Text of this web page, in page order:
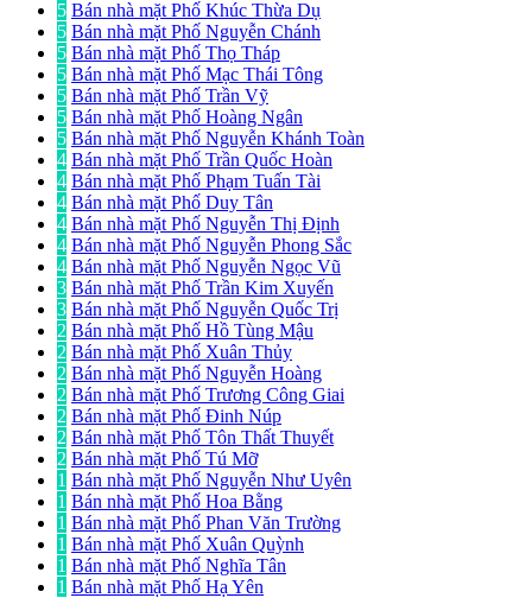
5 Bán nhà mặt Phố Khúc Thừa Dụ
5 Bán nhà mặt Phố Nguyễn Chánh
5 Bán nhà mặt Phố Thọ Tháp
5 Bán nhà mặt Phố Mạc Thái Tông
5 Bán nhà mặt Phố Trần Vỹ
5 Bán nhà mặt Phố Hoàng Ngân
5 Bán nhà mặt Phố Nguyễn Khánh Toàn
4 Bán nhà mặt Phố Trần Quốc Hoàn
4 Bán nhà mặt Phố Phạm Tuấn Tài
4 Bán nhà mặt Phố Duy Tân
4 Bán nhà mặt Phố Nguyễn Thị Định
4 Bán nhà mặt Phố Nguyễn Phong Sắc
4 Bán nhà mặt Phố Nguyễn Ngọc Vũ
3 Bán nhà mặt Phố Trần Kim Xuyến
3 Bán nhà mặt Phố Nguyễn Quốc Trị
2 Bán nhà mặt Phố Hồ Tùng Mậu
2 Bán nhà mặt Phố Xuân Thủy
2 Bán nhà mặt Phố Nguyễn Hoàng
2 Bán nhà mặt Phố Trương Công Giai
2 Bán nhà mặt Phố Đinh Núp
2 Bán nhà mặt Phố Tôn Thất Thuyết
2 Bán nhà mặt Phố Tú Mỡ
1 Bán nhà mặt Phố Nguyễn Như Uyên
1 Bán nhà mặt Phố Hoa Bằng
1 Bán nhà mặt Phố Phan Văn Trường
1 Bán nhà mặt Phố Xuân Quỳnh
1 Bán nhà mặt Phố Nghĩa Tân
1 Bán nhà mặt Phố Hạ Yên